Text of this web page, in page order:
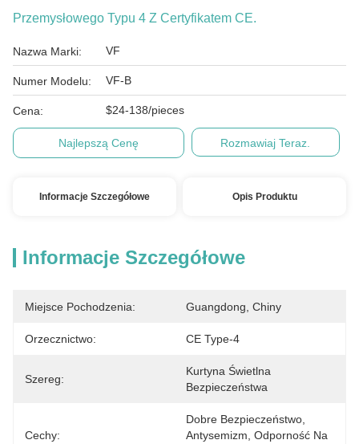
Przemysłowego Typu 4 Z Certyfikatem CE.
Nazwa Marki: VF
Numer Modelu: VF-B
Cena: $24-138/pieces
Najlepszą Cenę Rozmawiaj Teraz.
Informacje Szczegółowe Opis Produktu
Informacje Szczegółowe
Miejsce Pochodzenia: Guangdong, Chiny
Orzecznictwo: CE Type-4
Szereg:
Kurtyna Świetlna
Bezpieczeństwa
Cechy:
Dobre Bezpieczeństwo,
Antysemizm, Odporność Na